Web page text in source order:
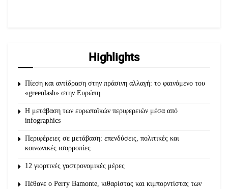
Highlights
Πίεση και αντίδραση στην πράσινη αλλαγή: το φαινόμενο του
«greenlash» στην Ευρώπη
Η μετάβαση των ευρωπαϊκών περιφερειών μέσα από
infographics
Περιφέρειες σε μετάβαση: επενδύσεις, πολιτικές και
κοινωνικές ισορροπίες
12 γιορτινές γαστρονομικές μέρες
Πέθανε ο Perry Bamonte, κιθαρίστας και κιμπορντίστας των